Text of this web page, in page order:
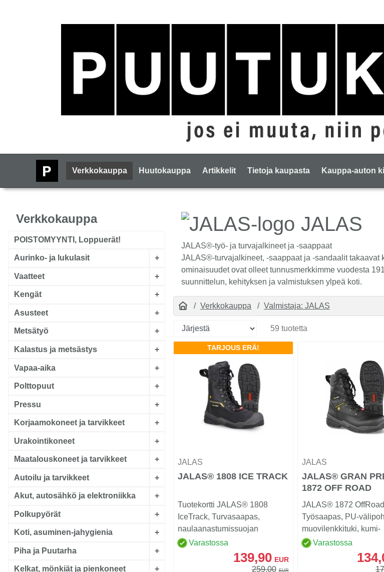
Verkkokauppa Huutokauppa Artikkelit Tietoja kaupasta Kauppa-auton
Verkkokauppa
POISTOMYYNTI, Loppuerät!
Aurinko- ja lukulasit +
Vaatteet +
Kengät +
Asusteet +
Metsätyö +
Kalastus ja metsästys +
Vapaa-aika +
Polttopuut +
Pressu +
Korjaamokoneet ja tarvikkeet +
Urakointikoneet +
Maatalouskoneet ja tarvikkeet +
Autoilu ja tarvikkeet +
Akut, autosähkö ja elektroniikka +
Polkupyörät +
Koti, asuminen-jahygienia +
Piha ja Puutarha +
Kelkat, mönkiät ja pienkoneet +
JALAS
JALAS®-työ- ja turvajalkineet ja -saappaat
JALAS®-turvajalkineet, -saappaat ja -sandaalit
ominaisuudet ovat olleet tunnusmerkkimme vuodesta
suunnittelun, kehityksen ja valmistuksen ylpeä koti.
Verkkokauppa Valmistaja: JALAS
59 tuotetta
TARJOUS ERÄ!
JALAS
JALAS® 1808 ICE TRACK
Tuotekortti JALAS® 1808
IceTrack, Turvasaapas,
naulaanastumissuojan
materiaali plasmakäsit...
Varastossa
139,90 EUR
259,00 EUR
JALAS
JALAS® GRAN
1872 OFF ROAD
JALAS® 1872
Työsaapas, PU-
muovilenkkituki, kumi-
ulkopohja, pä...
Varastossa